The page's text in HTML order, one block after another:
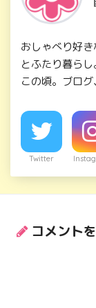
おしゃべり好
とふたり暮ら
この頃。ブロ
Twitter
コメント